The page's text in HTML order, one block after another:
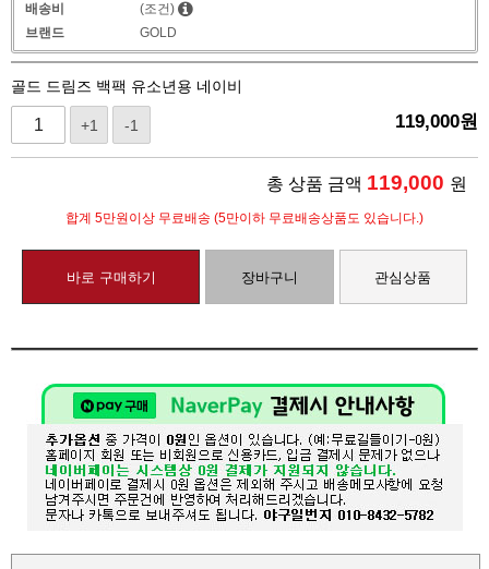
배송비
(조건)
브랜드
GOLD
골드 드림즈 백팩 유소년용 네이비
+1 -1 119,000원
총 상품 금액 119,000 원
합계 5만원이상 무료배송 (5만이하 무료배송상품도 있습니다.)
바로 구매하기 장바구니 관심상품